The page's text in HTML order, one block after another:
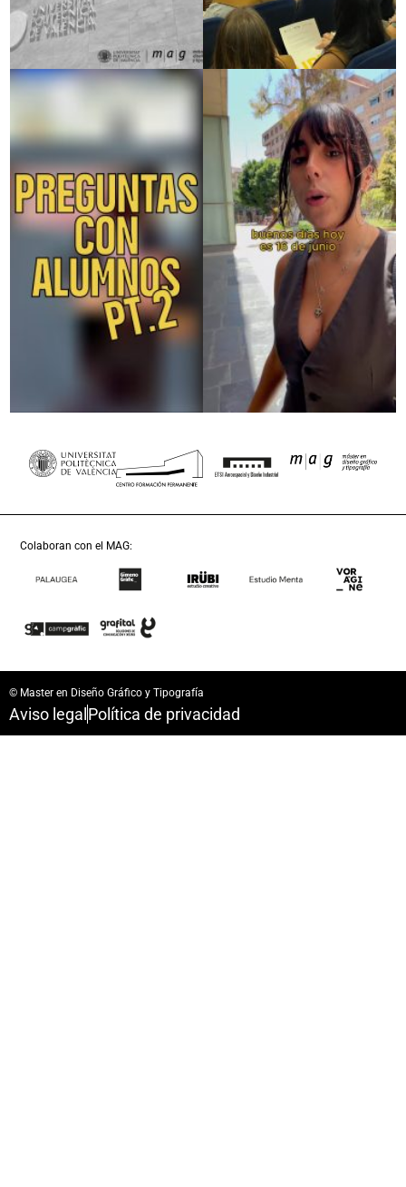
Colaboran con el MAG:
© Master en Diseño Gráfico y Tipografía
Aviso legal Política de privacidad